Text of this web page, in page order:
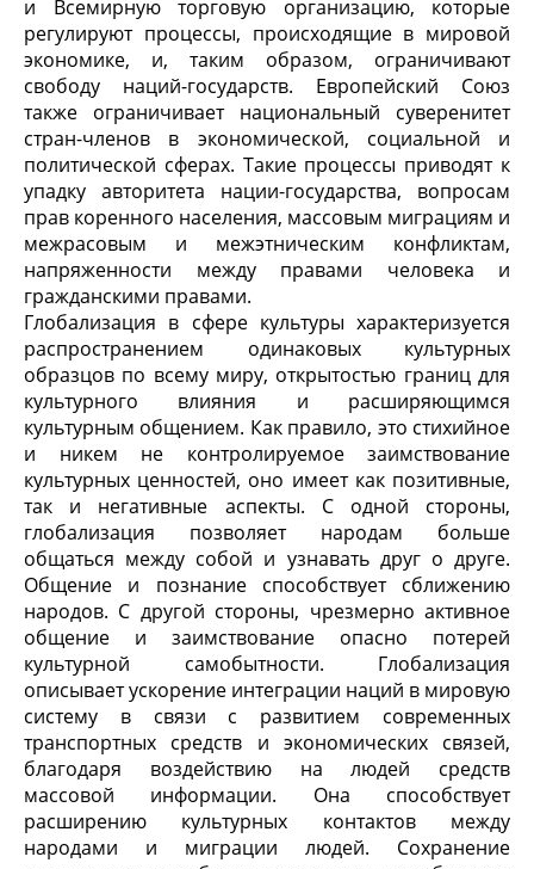
и Всемирную торговую организацию, которые
регулируют процессы, происходящие в мировой
экономике, и, таким образом, ограничивают
свободу наций-государств. Европейский Союз
также ограничивает национальный суверенитет
стран-членов в экономической, социальной и
политической сферах. Такие процессы приводят к
упадку авторитета нации-государства, вопросам
прав коренного населения, массовым миграциям и
межрасовым и межэтническим конфликтам,
напряженности между правами человека и
гражданскими правами.
Глобализация в сфере культуры характеризуется
распространением одинаковых культурных
образцов по всему миру, открытостью границ для
культурного влияния и расширяющимся
культурным общением. Как правило, это стихийное
и никем не контролируемое заимствование
культурных ценностей, оно имеет как позитивные,
так и негативные аспекты. С одной стороны,
глобализация позволяет народам больше
общаться между собой и узнавать друг о друге.
Общение и познание способствует сближению
народов. С другой стороны, чрезмерно активное
общение и заимствование опасно потерей
культурной самобытности. Глобализация
описывает ускорение интеграции наций в мировую
систему в связи с развитием современных
транспортных средств и экономических связей,
благодаря воздействию на людей средств
массовой информации. Она способствует
расширению культурных контактов между
народами и миграции людей. Сохранение